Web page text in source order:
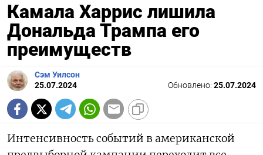
Камала Харрис лишила
Дональда Трампа его
преимуществ
Сэм Уилсон
25.07.2024
Обновлено: 25.07.2024
Интенсивность событий в американской